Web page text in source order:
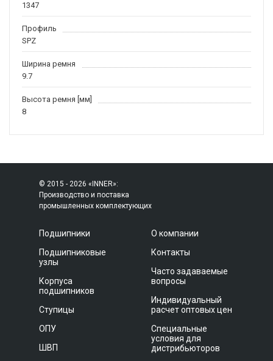
1347
Профиль
SPZ
Ширина ремня
9.7
Высота ремня [мм]
8
© 2015 - 2026 «INNER»:
Производство и поставка
промышленных комплектующих
Подшипники
Подшипниковые
узлы
Корпуса
подшипников
Ступицы
ОПУ
ШВП
О компании
Контакты
Часто задаваемые
вопросы
Индивидуальный
расчет оптовых цен
Специальные
условия для
дистрибьюторов